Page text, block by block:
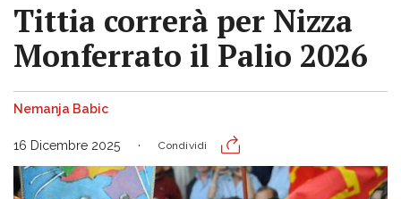
Tittia correrà per Nizza
Monferrato il Palio 2026
Nemanja Babic
16 Dicembre 2025 Condividi